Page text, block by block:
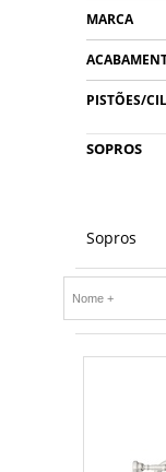
MARCA
PISTÕES/
SOPROS
Sopros